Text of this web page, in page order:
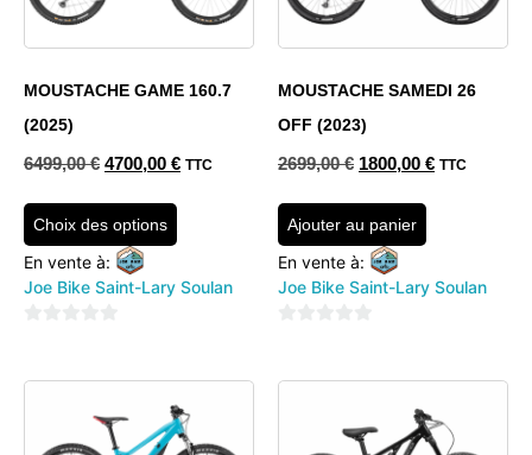
MOUSTACHE GAME 160.7
(2025)
6499,00€ 4700,00 € TTC
Choix des options
En vente à:
Joe Bike Saint-Lary Soulan
MOUSTACHE SAMEDI 26
OFF (2023)
2699,00€ 1800,00 € TTC
Ajouter au panier
En vente à:
Joe Bike Saint-Lary Soulan